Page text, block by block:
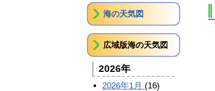
海の天気図
広域版海の天気図
2026年
2026年1月 (16)